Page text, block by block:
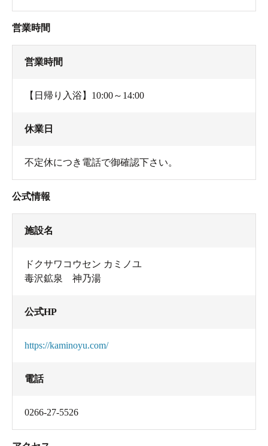
営業時間
営業時間
【日帰り入浴】10:00～14:00
休業日
不定休につき電話で御確認下さい。
公式情報
施設名
ドクサワコウセン カミノユ
毒沢鉱泉 神乃湯
公式HP
https://kaminoyu.com/
電話
0266-27-5526